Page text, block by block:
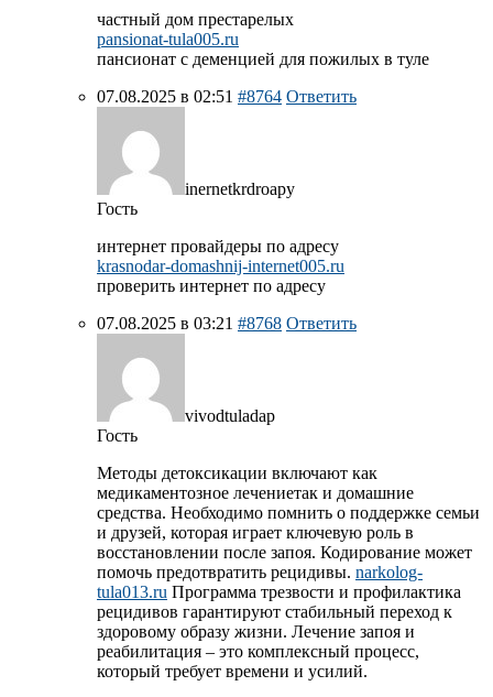
частный дом престарелых
pansionat-tula005.ru
пансионат с деменцией для пожилых в туле
07.08.2025 в 02:51 #8764 Ответить
inernetkrdroapy
Гость
интернет провайдеры по адресу
krasnodar-domashnij-internet005.ru
проверить интернет по адресу
07.08.2025 в 03:21 #8768 Ответить
vivodtuladap
Гость
Методы детоксикации включают как
медикаментозное лечениетак и домашние
средства. Необходимо помнить о поддержке семьи
и друзей, которая играет ключевую роль в
восстановлении после запоя. Кодирование может
помочь предотвратить рецидивы. narkolog-
tula013.ru Программа трезвости и профилактика
рецидивов гарантируют стабильный переход к
здоровому образу жизни. Лечение запоя и
реабилитация – это комплексный процесс,
который требует времени и усилий.